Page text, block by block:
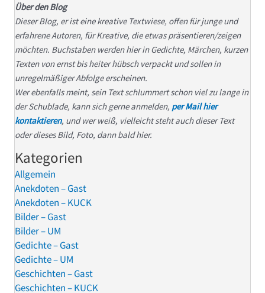
Über den Blog
Dieser Blog, er ist eine kreative Textwiese, offen für junge und
erfahrene Autoren, für Kreative, die etwas präsentieren/zeigen
möchten. Buchstaben werden hier in Gedichte, Märchen, kurzen
Texten von ernst bis heiter hübsch verpackt und sollen in
unregelmäßiger Abfolge erscheinen.
Wer ebenfalls meint, sein Text schlummert schon viel zu lange in
der Schublade, kann sich gerne anmelden, per Mail hier
kontaktieren, und wer weiß, vielleicht steht auch dieser Text
oder dieses Bild, Foto, dann bald hier.
Kategorien
Allgemein
Anekdoten – Gast
Anekdoten – KUCK
Bilder – Gast
Bilder – UM
Gedichte – Gast
Gedichte – UM
Geschichten – Gast
Geschichten – KUCK